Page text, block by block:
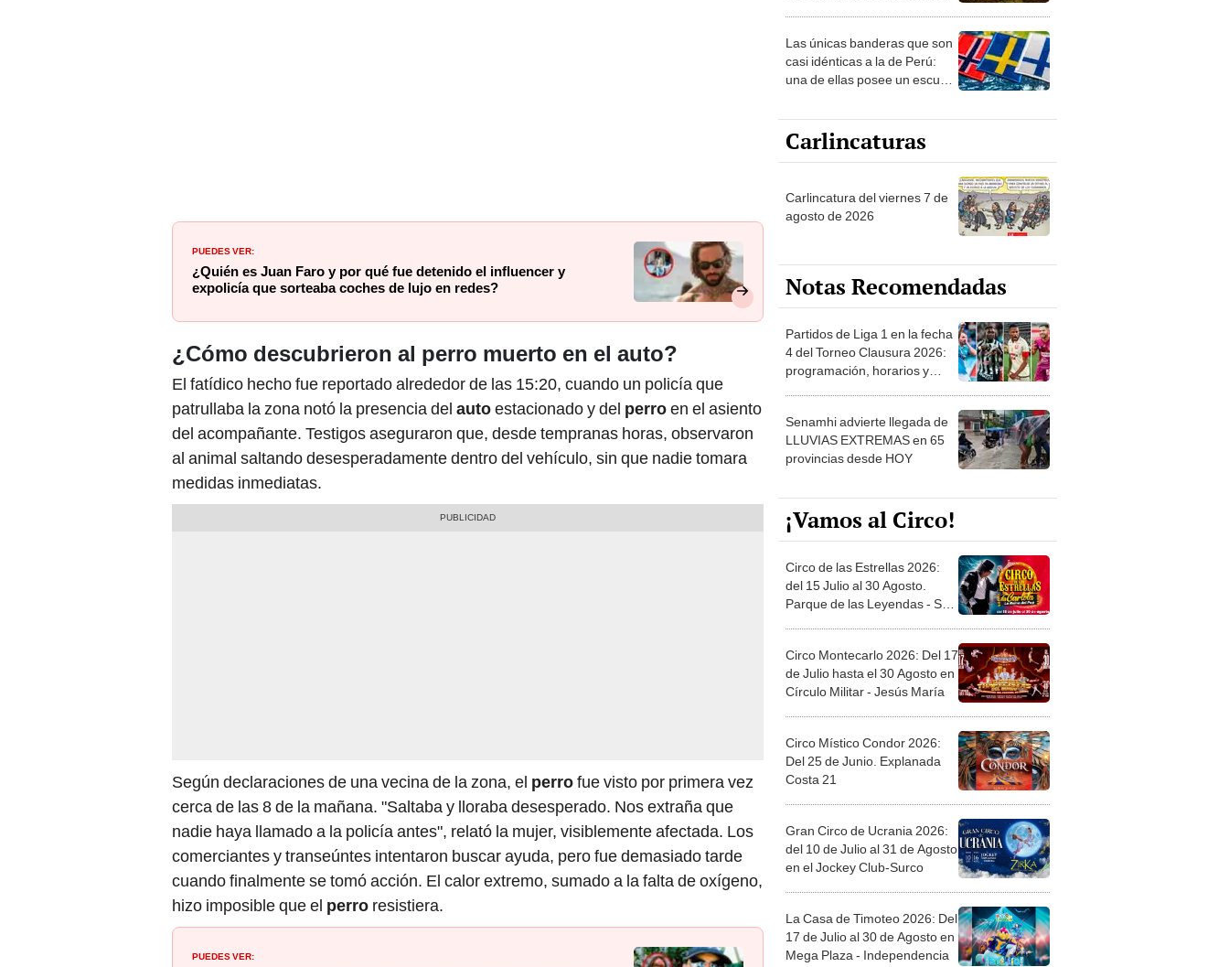
PUEDES VER:
¿Quién es Juan Faro y por qué fue detenido el influencer y
expolicía que sorteaba coches de lujo en redes?
¿Cómo descubrieron al perro muerto en el auto?
El fatídico hecho fue reportado alrededor de las 15:20, cuando un policía que
patrullaba la zona notó la presencia del autoestacionado y del perroen el asiento
del acompañante. Testigos aseguraron que, desde tempranas horas, observaron
al animal saltando desesperadamente dentro del vehículo, sin que nadie tomara
medidas inmediatas.
Según declaraciones de una vecina de la zona, el perrofue visto por primera vez
cerca de las 8 de la mañana. "Saltaba y lloraba desesperado. Nos extraña que
nadie haya llamado a la policía antes", relató la mujer, visiblemente afectada. Los
comerciantes y transeúntes intentaron buscar ayuda, pero fue demasiado tarde
cuando finalmente se tomó acción. El calor extremo, sumado a la falta de oxígeno,
hizo imposible que el perro resistiera.
PUEDES VER:
sabía sobre su pasado
Las únicas banderas que son
casi idénticas a la de Perú:
una de ellas posee un escudo
Carlincaturas
Carlincatura del viernes 7 de
agosto de 2026
Notas Recomendadas
Partidos de Liga 1 en la fecha
4 del Torneo Clausura 2026:
programación, horarios y
Senamhi advierte llegada de
LLUVIAS EXTREMAS en 65
provincias desde HOY
¡Vamos al Circo!
Circo de las Estrellas 2026:
del 15 Julio al 30 Agosto.
Parque de las Leyendas - San
Circo Montecarlo 2026: Del 17
de Julio hasta el 30 Agosto en
Círculo Militar - Jesús María
Circo Místico Condor 2026:
Del 25 de Junio. Explanada
Costa 21
Gran Circo de Ucrania 2026:
del 10 de Julio al 31 de Agosto
en el Jockey Club-Surco
La Casa de Timoteo 2026: Del
17 de Julio al 30 de Agosto en
Mega Plaza - Independencia